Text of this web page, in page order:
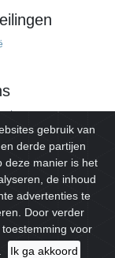
gebruik van
derde partijen
deze manier is het
de inhoud
advertenties te
Door verder
voor
Ik ga akkoord